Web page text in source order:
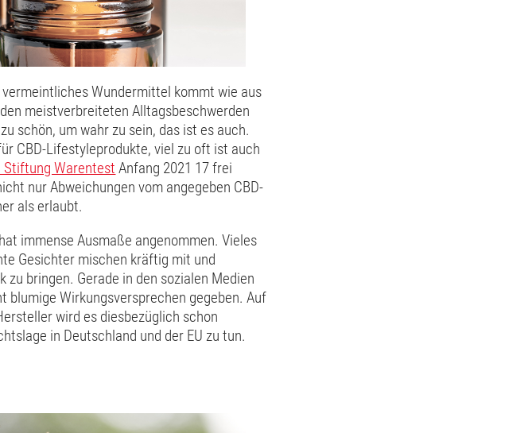
Wundermittel kommt wie aus
meistverbreiteten Alltagsbeschwerden
schön, um wahr zu sein, das ist es auch.
CBD-Lifestyleprodukte, viel zu oft ist auch
Stiftung Warentest Anfang 2021 17 frei
nur Abweichungen vom angegeben CBD-
als erlaubt.
immense Ausmaße angenommen. Vieles
Gesichter mischen kräftig mit und
zu bringen. Gerade in den sozialen Medien
blumige Wirkungsversprechen gegeben. Auf
wird es diesbezüglich schon
in Deutschland und der EU zu tun.